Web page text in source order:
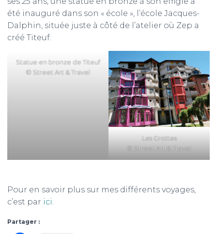
été inauguré dans son « école », l’école Jacques-
Dalphin, située juste à côté de l’atelier où Zep a
créé Titeuf.
Statue en bronze de Titeuf
© Street Art & Travel
Les Grottes
© Street Art & Travel
Pour en savoir plus sur mes différents voyages,
c’est par ici
Partager :